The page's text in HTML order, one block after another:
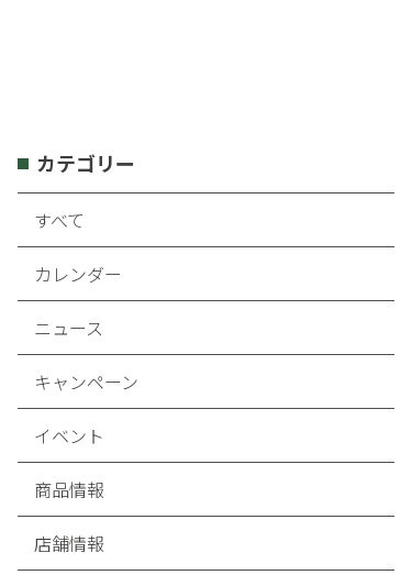
カテゴリー
すべて
カレンダー
ニュース
キャンペーン
イベント
商品情報
店舗情報